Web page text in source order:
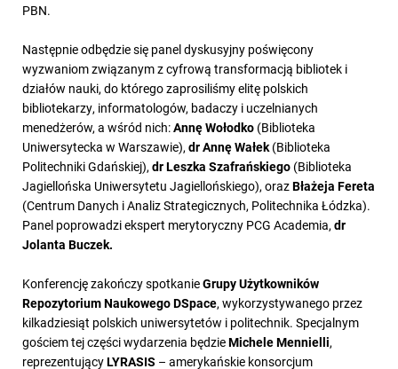
PBN.
Następnie odbędzie się panel dyskusyjny poświęcony
wyzwaniom związanym z cyfrową transformacją bibliotek i
działów nauki, do którego zaprosiliśmy elitę polskich
bibliotekarzy, informatologów, badaczy i uczelnianych
menedżerów, a wśród nich:Annę Wołodko (Biblioteka
Uniwersytecka w Warszawie), dr Annę Wałek (Biblioteka
Politechniki Gdańskiej), dr Leszka Szafrańskiego (Biblioteka
Jagiellońska Uniwersytetu Jagiellońskiego), orazBłażeja Fereta
(Centrum Danych i Analiz Strategicznych, Politechnika Łódzka).
Panel poprowadzi ekspert merytoryczny PCG Academia, dr
Jolanta Buczek.
Konferencję zakończy spotkanieGrupy Użytkowników
Repozytorium Naukowego DSpace, wykorzystywanego przez
kilkadziesiąt polskich uniwersytetów i politechnik. Specjalnym
gościem tej części wydarzenia będzieMichele Mennielli,
reprezentującyLYRASIS – amerykańskie konsorcjum